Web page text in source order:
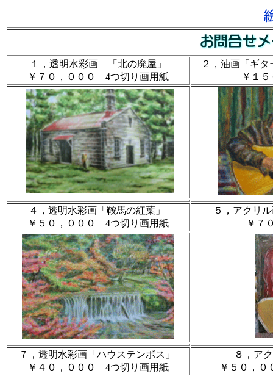
１，透明水彩画 「北の廃屋」
￥７０，０００ 4つ切り画用紙
２，油画「ギ
￥１
４，透明水彩画「鞍馬の紅葉」
￥５０，０００ 4つ切り画用紙
５，アクリ
￥７
７，透明水彩画「ハウステンボス」
￥４０，０００ 4つ切り画用紙
８，ア
￥５０，